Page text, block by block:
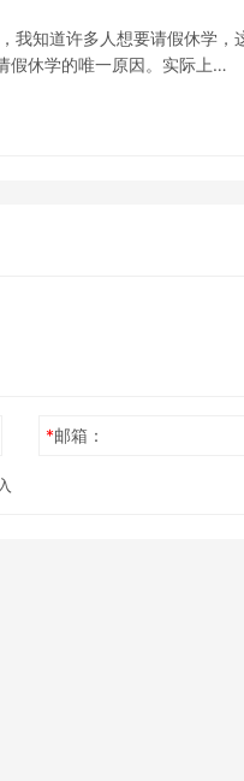
我知道许多人想要请假休学
假休学的唯一原因。实际上…
*邮箱：